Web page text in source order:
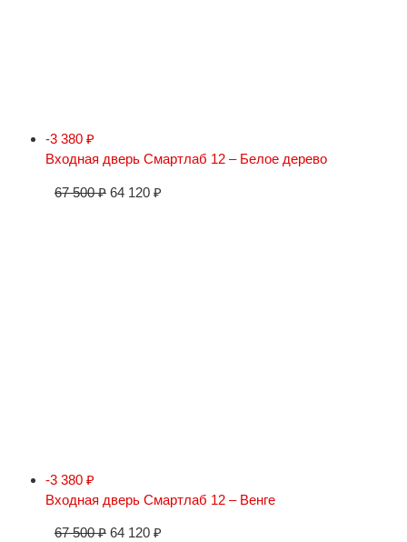
-3 380 ₽
Входная дверь Смартлаб 12 – Белое дерево
67 500₽ 64 120 ₽
-3 380 ₽
Входная дверь Смартлаб 12 – Венге
67 500₽ 64 120 ₽